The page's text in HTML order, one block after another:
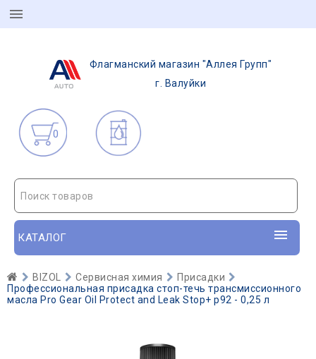
Флагманский магазин "Аллея Групп"
г. Валуйки
0
Поиск товаров
КАТАЛОГ
BIZOL Сервисная химия
Присадки
Профессиональная присадка стоп-течь трансмиссионного
масла Pro Gear Oil Protect and Leak Stop+ p92 - 0,25 л